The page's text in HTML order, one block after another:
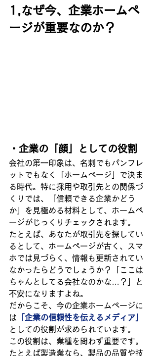
1,なぜ今、企業ホームペ
ージが重要なのか？
・企業の「顔」としての役割
会社の第一印象は、名刺でもパンフレ
ットでもなく「ホームページ」で決ま
る時代。特に採用や取引先との関係づ
くりでは、「信頼できる企業かどう
か」を見極める材料として、ホームペ
ージがじっくりチェックされます。
たとえば、あなたが取引先を探してい
るとして、ホームページが古く、スマ
ホでは見づらく、情報も更新されてい
なかったらどうでしょうか？「ここは
ちゃんとしてる会社なのかな…？」と
不安になりますよね。
だからこそ、今の企業ホームページに
は 「企業の信頼性を伝えるメディア」
としての役割が求められています。
この役割は、業種を問わず重要です。
たとえば製造業なら、製品の品質や技